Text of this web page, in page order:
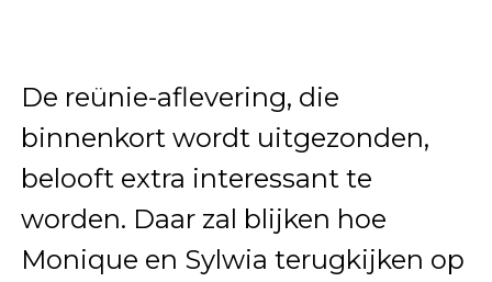
De reünie-aflevering, die
binnenkort wordt uitgezonden,
belooft extra interessant te
worden. Daar zal blijken hoe
Monique en Sylwia terugkijken op